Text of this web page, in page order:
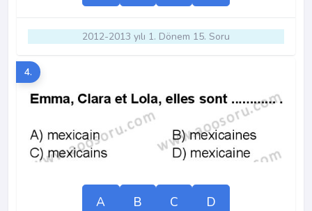
2012-2013 yılı 1. Dönem 15. Soru
4.
A B C D